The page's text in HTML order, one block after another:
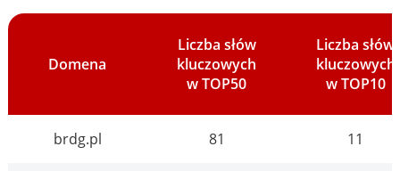
Domena
Liczba słów
kluczowych
w TOP50
Liczba słów
kluczowych
w TOP10
brdg.pl 81 11